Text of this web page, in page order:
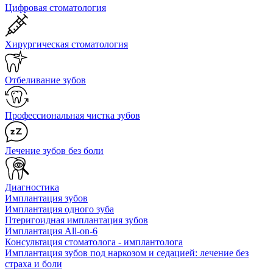
Цифровая стоматология
Хирургическая стоматология
Отбеливание зубов
Профессиональная чистка зубов
Лечение зубов без боли
Диагностика
Имплантация зубов
Имплантация одного зуба
Птеригоидная имплантация зубов
Имплантация All-on-6
Консультация стоматолога - имплантолога
Имплантация зубов под наркозом и седацией: лечение без
страха и боли